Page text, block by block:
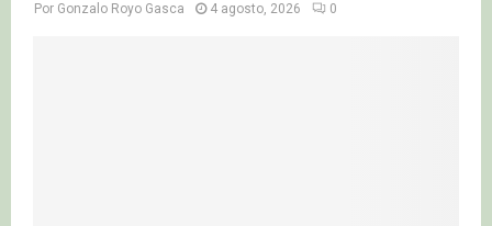
Por Gonzalo Royo Gasca 4 agosto, 2026 0